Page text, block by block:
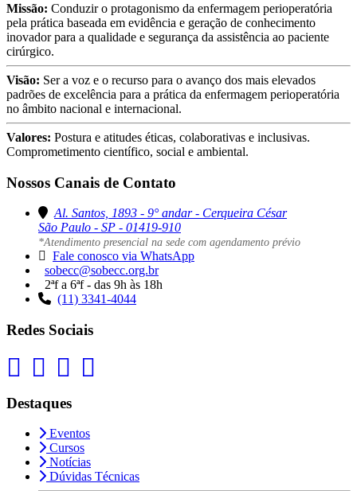
Missão: Conduzir o protagonismo da enfermagem perioperatória
pela prática baseada em evidência e geração de conhecimento
inovador para a qualidade e segurança da assistência ao paciente
cirúrgico.
Visão: Ser a voz e o recurso para o avanço dos mais elevados
padrões de excelência para a prática da enfermagem perioperatória
no âmbito nacional e internacional.
Valores: Postura e atitudes éticas, colaborativas e inclusivas.
Comprometimento científico, social e ambiental.
Nossos Canais de Contato
Al. Santos, 1893 - 9° andar - Cerqueira César
São Paulo - SP - 01419-910
*Atendimento presencial na sede com agendamento prévio
Fale conosco via WhatsApp
sobecc@sobecc.org.br
2ªf a 6ªf - das 9h às 18h
(11) 3341-4044
Redes Sociais
Destaques
Eventos
Cursos
Notícias
Dúvidas Técnicas